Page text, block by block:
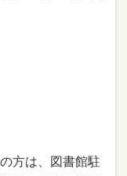
方は、図書館駐